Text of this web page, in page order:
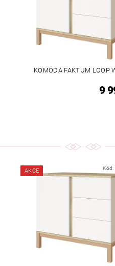
KOMODA FAKTUM LOOP
9
AKCE Kód: